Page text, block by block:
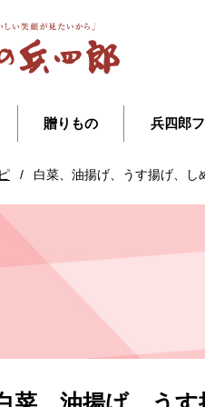
贈りもの 兵四郎
/ 白菜、油揚げ、うす揚げ、